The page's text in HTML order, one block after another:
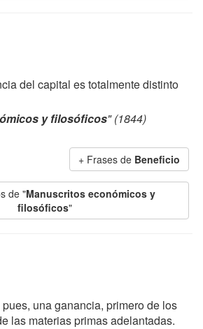
del capital es totalmente distinto
y filosóficos" (1844)
+ Frases de Beneficio
de "Manuscritos económicos y
filosóficos"
una ganancia, primero de los
las materias primas adelantadas.